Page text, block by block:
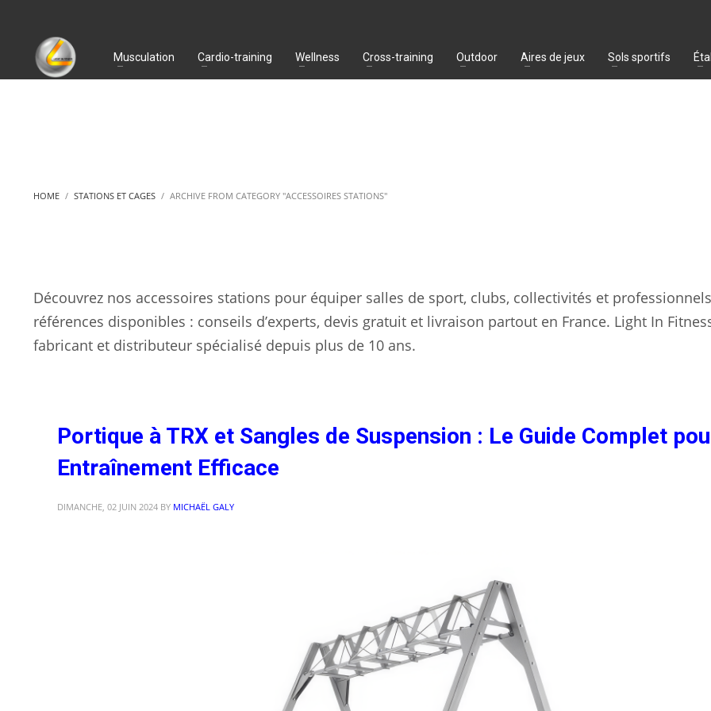
Musculation Cardio-training Wellness Cross-training Outdoor Aires de jeux Sols sportifs
HOME STATIONS ET CAGES ARCHIVE FROM CATEGORY "ACCESSOIRES STATIONS"
Découvrez nos accessoires stations pour équiper salles de sport, clubs, collectivités et
références disponibles : conseils d’experts, devis gratuit et livraison partout en France. Light In
fabricant et distributeur spécialisé depuis plus de 10 ans.
Portique à TRX et Sangles de Suspension : Le Guide Complet
Entraînement Efficace
DIMANCHE, 02 JUIN 2024 BY MICHAËL GALY